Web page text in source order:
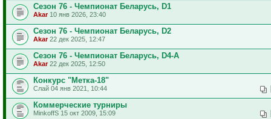
Сезон 76 - Чемпионат Беларусь, D1
Akar10 янв 2026, 23:40
Сезон 76 - Чемпионат Беларусь, D2
Akar22 дек 2025, 12:47
Сезон 76 - Чемпионат Беларусь, D4-A
Akar22 дек 2025, 12:50
Конкурс "Метка-18"
Слай 04 янв 2021, 10:44
Коммерческие турниры
MinkoffS 15 окт 2009, 15:09